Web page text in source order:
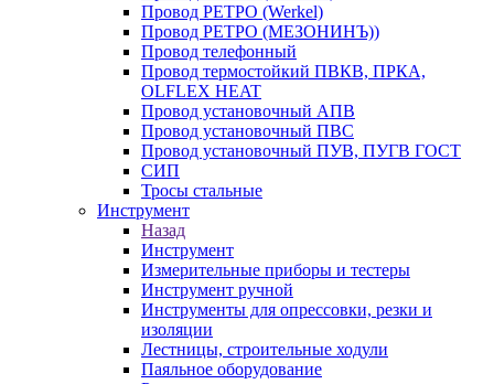
Провод РЕТРО (Werkel)
Провод РЕТРО (МЕЗОНИНЪ))
Провод телефонный
Провод термостойкий ПВКВ, ПРКА,
OLFLEX HEAT
Провод установочный АПВ
Провод установочный ПВС
Провод установочный ПУВ, ПУГВ ГОСТ
СИП
Тросы стальные
Инструмент
Назад
Инструмент
Измерительные приборы и тестеры
Инструмент ручной
Инструменты для опрессовки, резки и
изоляции
Лестницы, строительные ходули
Паяльное оборудование